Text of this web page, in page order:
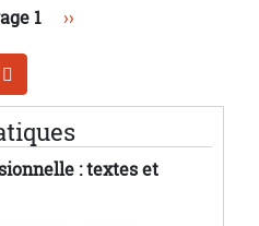
1 Page suivante
››
: textes et